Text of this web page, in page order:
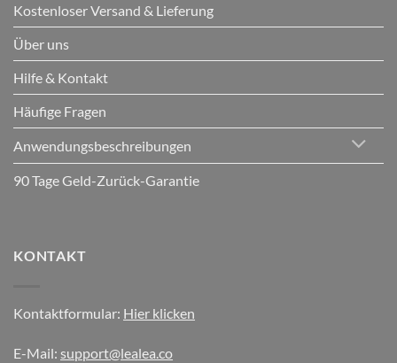
Kostenloser Versand & Lieferung
Über uns
Hilfe & Kontakt
Häufige Fragen
Anwendungsbeschreibungen
90 Tage Geld-Zurück-Garantie
KONTAKT
Kontaktformular: Hier klicken
E-Mail: support@lealea.co